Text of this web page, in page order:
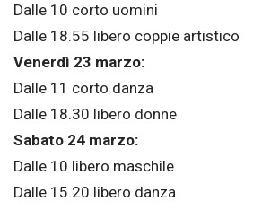
Dalle 10 corto uomini
Dalle 18.55 libero coppie artistico
Venerdì 23 marzo:
Dalle 11 corto danza
Dalle 18.30 libero donne
Sabato 24 marzo:
Dalle 10 libero maschile
Dalle 15.20 libero danza